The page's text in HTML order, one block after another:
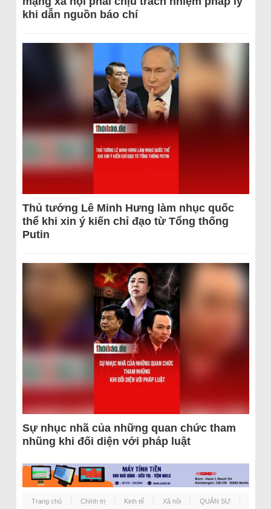
khi dẫn nguồn báo chí
Thủ tướng Lê Minh Hưng làm nhục quốc
thể khi xin ý kiến chỉ đạo từ Tổng thống
Putin
Sự nhục nhã của những quan chức tham
nhũng khi đối diện với pháp luật
Trang chủ Chính trị Kinh tế Xã hội QUÂN SỰ